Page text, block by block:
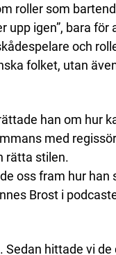
roller som
upp igen”, bara för
och
folket, utan
han om hur
med
rätta stilen.
oss fram hur han
Brost i
hittade vi de